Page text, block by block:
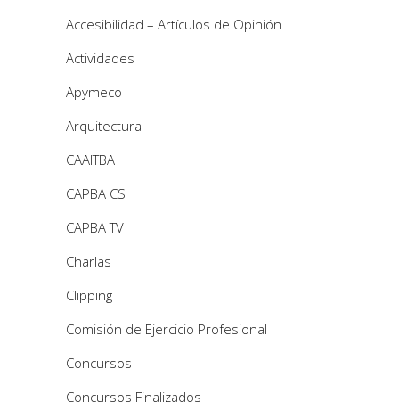
Accesibilidad – Artículos de Opinión
Actividades
Apymeco
Arquitectura
CAAITBA
CAPBA CS
CAPBA TV
Charlas
Clipping
Comisión de Ejercicio Profesional
Concursos
Concursos Finalizados